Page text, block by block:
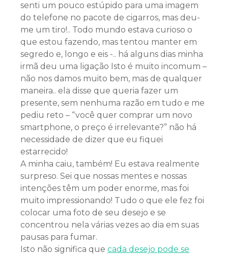
senti um pouco estúpido para uma imagem
do telefone no pacote de cigarros, mas deu-
me um tiro!.. Todo mundo estava curioso o
que estou fazendo, mas tentou manter em
segredo e, longo e eis -.. há alguns dias minha
irmã deu uma ligação Isto é muito incomum –
não nos damos muito bem, mas de qualquer
maneira.. ela disse que queria fazer um
presente, sem nenhuma razão em tudo e me
pediu reto – “você quer comprar um novo
smartphone, o preço é irrelevante?” não há
necessidade de dizer que eu fiquei
estarrecido!
A minha caiu, também! Eu estava realmente
surpreso. Sei que nossas mentes e nossas
intenções têm um poder enorme, mas foi
muito impressionando! Tudo o que ele fez foi
colocar uma foto de seu desejo e se
concentrou nela várias vezes ao dia em suas
pausas para fumar.
Isto não significa que cada desejo pode se